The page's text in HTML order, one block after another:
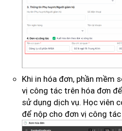
Khi in hóa đơn, phần mềm
vị công tác trên hóa đơn
sử dụng dịch vụ. Học viên
để nộp cho đơn vị công tác